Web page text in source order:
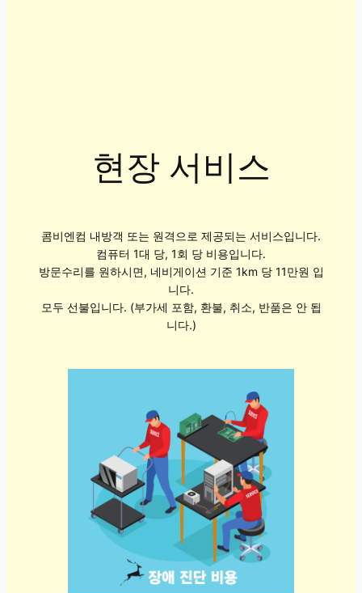
현장 서비스
콤비엔컴 내방객 또는 원격으로 제공되는 서비스입니다.
컴퓨터 1대 당, 1회 당 비용입니다.
방문수리를 원하시면, 네비게이션 기준 1km 당 11만원 입
니다.
모두 선불입니다. (부가세 포함, 환불, 취소, 반품은 안 됩
니다.)